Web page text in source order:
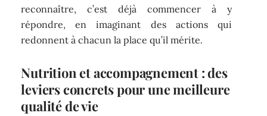
reconnaître, c’est déjà commencer à y
répondre, en imaginant des actions qui
redonnent à chacun la place qu’il mérite.
Nutrition et accompagnement : des
leviers concrets pour une meilleure
qualité de vie